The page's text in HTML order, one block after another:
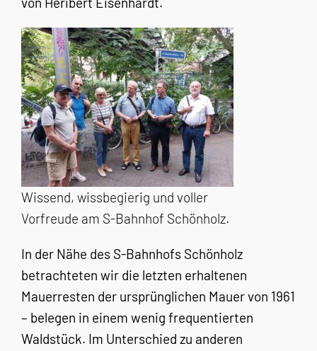
Wissend, wissbegierig und voller
Vorfreude am S-Bahnhof Schönholz.
In der Nähe des S-Bahnhofs Schönholz
betrachteten wir die letzten erhaltenen
Mauerresten der ursprünglichen Mauer von 1961
– belegen in einem wenig frequentierten
Waldstück. Im Unterschied zu anderen